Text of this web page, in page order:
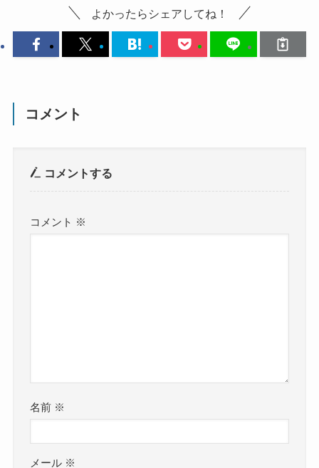
よかったらシェアしてね！
コメント
コメントする
コメント ※
名前 ※
メール ※